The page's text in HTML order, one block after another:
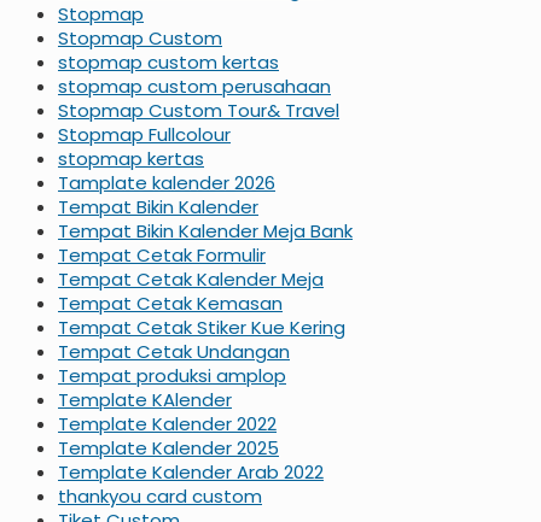
Stopmap
Stopmap Custom
stopmap custom kertas
stopmap custom perusahaan
Stopmap Custom Tour& Travel
Stopmap Fullcolour
stopmap kertas
Tamplate kalender 2026
Tempat Bikin Kalender
Tempat Bikin Kalender Meja Bank
Tempat Cetak Formulir
Tempat Cetak Kalender Meja
Tempat Cetak Kemasan
Tempat Cetak Stiker Kue Kering
Tempat Cetak Undangan
Tempat produksi amplop
Template KAlender
Template Kalender 2022
Template Kalender 2025
Template Kalender Arab 2022
thankyou card custom